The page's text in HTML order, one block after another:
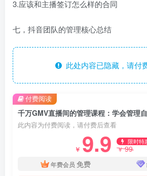
3.应该和主播签订怎么样的合同
七，抖音团队的管理核心总结
此处内容已隐藏，请付
此内容为付费阅读，请付费后查看
￥ 9.9 限时特
￥99
年费会员 免费
付费阅读